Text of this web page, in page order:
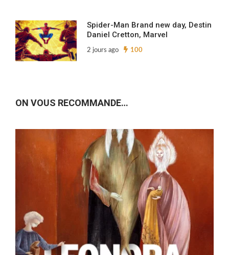
Spider-Man Brand new day, Destin
Daniel Cretton, Marvel
2 jours ago 100
ON VOUS RECOMMANDE…